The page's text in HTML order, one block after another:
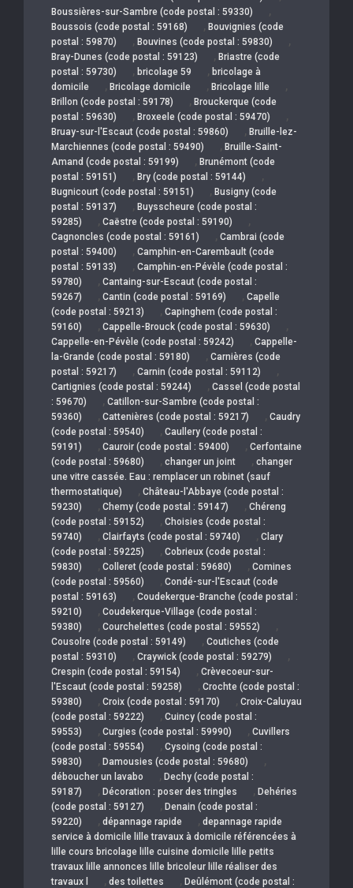
Boussières-sur-Sambre (code postal : 59330) ,
Boussois (code postal : 59168) , Bouvignies (code
postal : 59870)
, Bouvines (code postal : 59830) ,
Bray-Dunes (code postal : 59123) , Briastre (code
postal : 59730)
, bricolage 59 , bricolage à
domicile
, Bricolage domicile , Bricolage lille ,
Brillon (code postal : 59178) , Brouckerque (code
postal : 59630)
, Broxeele (code postal : 59470) ,
Bruay-sur-l'Escaut (code postal : 59860) , Bruille-lez-
Marchiennes (code postal : 59490)
, Bruille-Saint-
Amand (code postal : 59199)
, Brunémont (code
postal : 59151)
, Bry (code postal : 59144) ,
Bugnicourt (code postal : 59151) , Busigny (code
postal : 59137)
, Buysscheure (code postal :
59285)
, Caëstre (code postal : 59190) ,
Cagnoncles (code postal : 59161) , Cambrai (code
postal : 59400)
, Camphin-en-Carembault (code
postal : 59133)
, Camphin-en-Pévèle (code postal :
59780)
, Cantaing-sur-Escaut (code postal :
59267)
, Cantin (code postal : 59169) , Capelle
(code postal : 59213)
, Capinghem (code postal :
59160)
, Cappelle-Brouck (code postal : 59630) ,
Cappelle-en-Pévèle (code postal : 59242) , Cappelle-
la-Grande (code postal : 59180)
, Carnières (code
postal : 59217)
, Carnin (code postal : 59112) ,
Cartignies (code postal : 59244) , Cassel (code postal
: 59670)
, Catillon-sur-Sambre (code postal :
59360)
, Cattenières (code postal : 59217) , Caudry
(code postal : 59540)
, Caullery (code postal :
59191)
, Cauroir (code postal : 59400) , Cerfontaine
(code postal : 59680)
, changer un joint , changer
une vitre cassée. Eau : remplacer un robinet (sauf
thermostatique)
, Château-l'Abbaye (code postal :
59230)
, Chemy (code postal : 59147) , Chéreng
(code postal : 59152)
, Choisies (code postal :
59740)
, Clairfayts (code postal : 59740) , Clary
(code postal : 59225)
, Cobrieux (code postal :
59830)
, Colleret (code postal : 59680) , Comines
(code postal : 59560)
, Condé-sur-l'Escaut (code
postal : 59163)
, Coudekerque-Branche (code postal :
59210)
, Coudekerque-Village (code postal :
59380)
, Courchelettes (code postal : 59552) ,
Cousolre (code postal : 59149) , Coutiches (code
postal : 59310)
, Craywick (code postal : 59279) ,
Crespin (code postal : 59154) , Crèvecoeur-sur-
l'Escaut (code postal : 59258)
, Crochte (code postal :
59380)
, Croix (code postal : 59170) , Croix-Caluyau
(code postal : 59222)
, Cuincy (code postal :
59553)
, Curgies (code postal : 59990) , Cuvillers
(code postal : 59554)
, Cysoing (code postal :
59830)
, Damousies (code postal : 59680) ,
déboucher un lavabo , Dechy (code postal :
59187)
, Décoration : poser des tringles , Dehéries
(code postal : 59127)
, Denain (code postal :
59220)
, dépannage rapide , depannage rapide
service à domicile lille travaux à domicile référencées à
lille cours bricolage lille cuisine domicile lille petits
travaux lille annonces lille bricoleur lille réaliser des
travaux l
, des toilettes , Deûlémont (code postal :